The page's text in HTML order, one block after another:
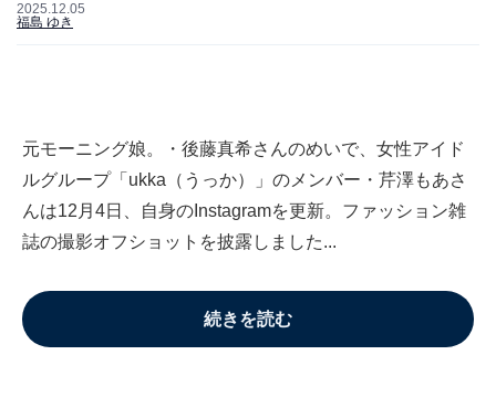
2025.12.05
福島 ゆき
元モーニング娘。・後藤真希さんのめいで、女性アイド
ルグループ「ukka（うっか）」のメンバー・芹澤もあさ
んは12月4日、自身のInstagramを更新。ファッション雑
誌の撮影オフショットを披露しました...
続きを読む